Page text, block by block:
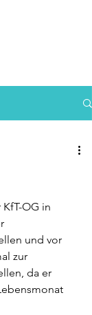
OG in
und vor
zur
da er